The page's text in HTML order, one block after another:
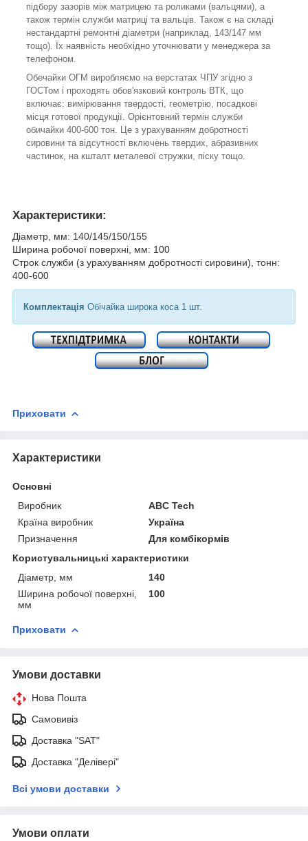
підбору зазорів між матрицею та роликами (вальцями), а
також термін служби матриці та вальців. Також є на складі
нестандартні ремонтні діаметри (наприклад, 143/147 мм
тощо). Їх наявність необхідно уточнювати у менеджера за
телефоном.
Обечайки ОГМ виробляємо на верстатах ЧПУ згідно з
ГОСТом і проходять обов'язковий контроль ВТК, що
включає: вимірювання твердості, геометрію, посадкові
місця готової продукції. Орієнтовний термін служби
обичайки 400-600 тон. Це з урахуванням добротності
сировини та відсутності включень твердих, абразивних
частинок, на кшталт металевої стружки, піску тощо.
Характеристики:
Діаметр, мм: 140/145/150/155
Ширина робочої поверхні, мм: 100
Строк служби (з урахуванням добротності сировини), тонн:
400-600
Комплектація Обічайка широка коса 1 шт.
Приховати
Характеристики
Основні
Виробник
ABC Tech
Країна виробник
Україна
Призначення
Для комбікормів
Користувальницькі характеристики
Діаметр, мм
140
Ширина робочої поверхні,
мм
100
Приховати
Умови доставки
Нова Пошта
Самовивіз
Доставка "SAT"
Доставка "Делівері"
Всі умови доставки
Умови оплати